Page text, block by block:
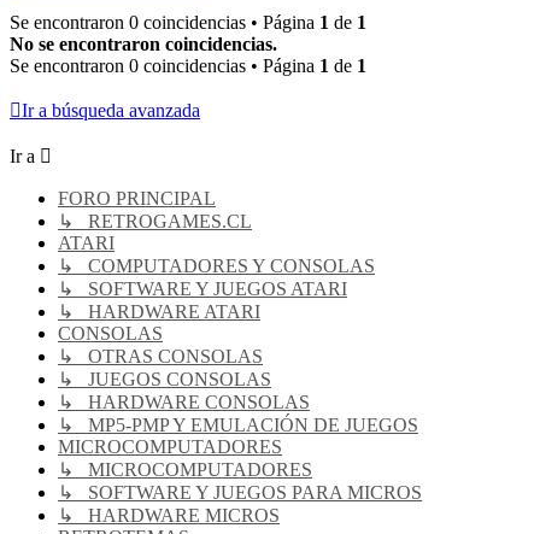
Se encontraron 0 coincidencias • Página 1 de 1
No se encontraron coincidencias.
Se encontraron 0 coincidencias • Página 1 de 1
Ir a búsqueda avanzada
Ir a
FORO PRINCIPAL
↳ RETROGAMES.CL
ATARI
↳ COMPUTADORES Y CONSOLAS
↳ SOFTWARE Y JUEGOS ATARI
↳ HARDWARE ATARI
CONSOLAS
↳ OTRAS CONSOLAS
↳ JUEGOS CONSOLAS
↳ HARDWARE CONSOLAS
↳ MP5-PMP Y EMULACIÓN DE JUEGOS
MICROCOMPUTADORES
↳ MICROCOMPUTADORES
↳ SOFTWARE Y JUEGOS PARA MICROS
↳ HARDWARE MICROS